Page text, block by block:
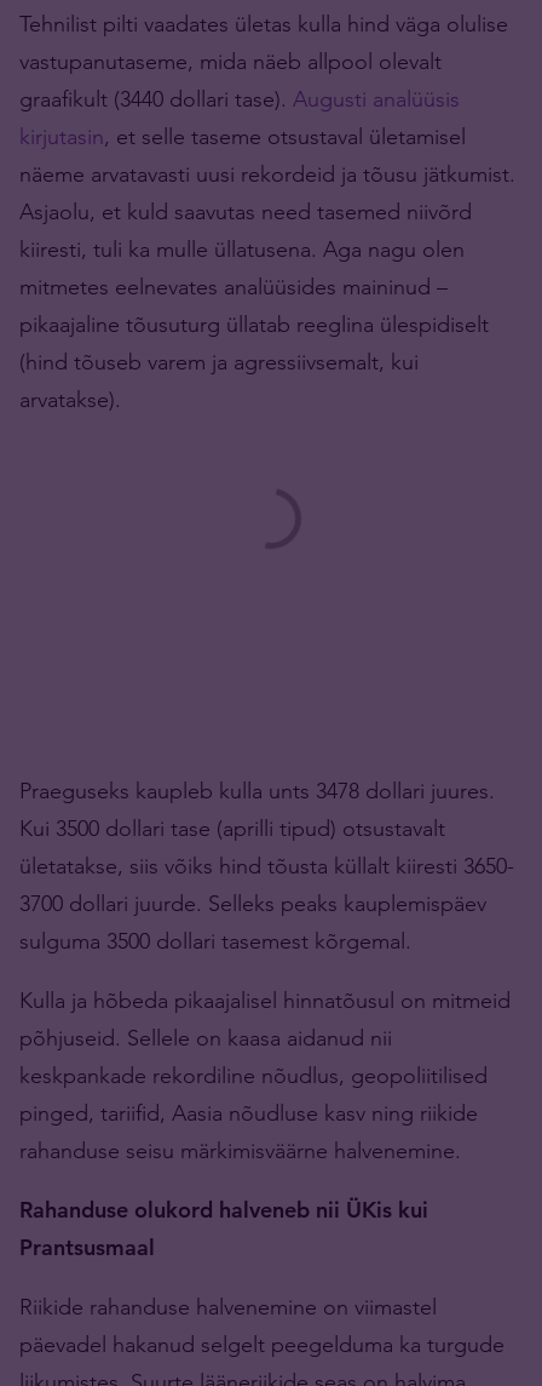
Tehnilist pilti vaadates ületas kulla hind väga olulise
vastupanutaseme, mida näeb allpool olevalt
graafikult (3440 dollari tase). Augusti analüüsis
kirjutasin, et selle taseme otsustaval ületamisel
näeme arvatavasti uusi rekordeid ja tõusu jätkumist.
Asjaolu, et kuld saavutas need tasemed niivõrd
kiiresti, tuli ka mulle üllatusena. Aga nagu olen
mitmetes eelnevates analüüsides maininud –
pikaajaline tõusuturg üllatab reeglina ülespidiselt
(hind tõuseb varem ja agressiivsemalt, kui
arvatakse).
Praeguseks kaupleb kulla unts 3478 dollari juures.
Kui 3500 dollari tase (aprilli tipud) otsustavalt
ületatakse, siis võiks hind tõusta küllalt kiiresti 3650-
3700 dollari juurde. Selleks peaks kauplemispäev
sulguma 3500 dollari tasemest kõrgemal.
Kulla ja hõbeda pikaajalisel hinnatõusul on mitmeid
põhjuseid. Sellele on kaasa aidanud nii
keskpankade rekordiline nõudlus, geopoliitilised
pinged, tariifid, Aasia nõudluse kasv ning riikide
rahanduse seisu märkimisväärne halvenemine.
Rahanduse olukord halveneb nii ÜKis kui
Prantsusmaal
Riikide rahanduse halvenemine on viimastel
päevadel hakanud selgelt peegelduma ka turgude